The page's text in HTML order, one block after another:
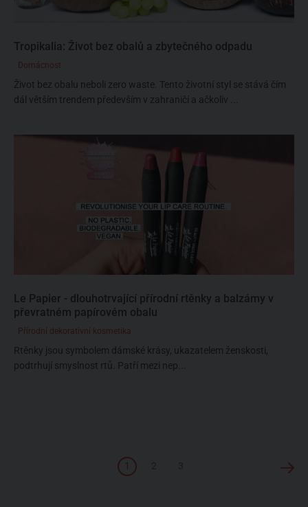
Tropikalia: Život bez obalů a zbytečného odpadu
Domácnost
Život bez obalu neboli zero waste. Tento životní styl se stává čím
dál větším trendem především v zahraničí a ačkoliv ...
Le Papier - dlouhotrvající přírodní rtěnky a balzámy v
převratném papírovém obalu
Přírodní dekorativní kosmetika
Rtěnky jsou symbolem dámské krásy, ukazatelem ženskosti,
podtrhují smyslnost rtů. Patří mezi nep...
1